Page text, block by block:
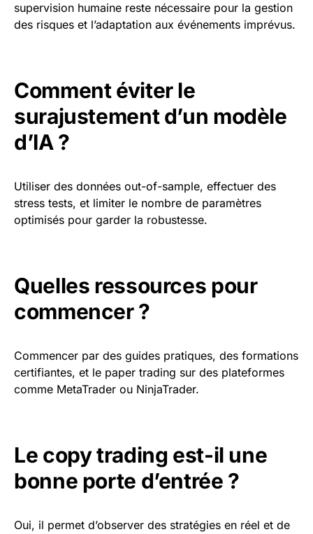
supervision humaine reste nécessaire pour la gestion
des risques et l’adaptation aux événements imprévus.
Comment éviter le
surajustement d’un modèle
d’IA ?
Utiliser des données out-of-sample, effectuer des
stress tests, et limiter le nombre de paramètres
optimisés pour garder la robustesse.
Quelles ressources pour
commencer ?
Commencer par des guides pratiques, des formations
certifiantes, et le paper trading sur des plateformes
comme MetaTrader ou NinjaTrader.
Le copy trading est-il une
bonne porte d’entrée ?
Oui, il permet d’observer des stratégies en réel et de